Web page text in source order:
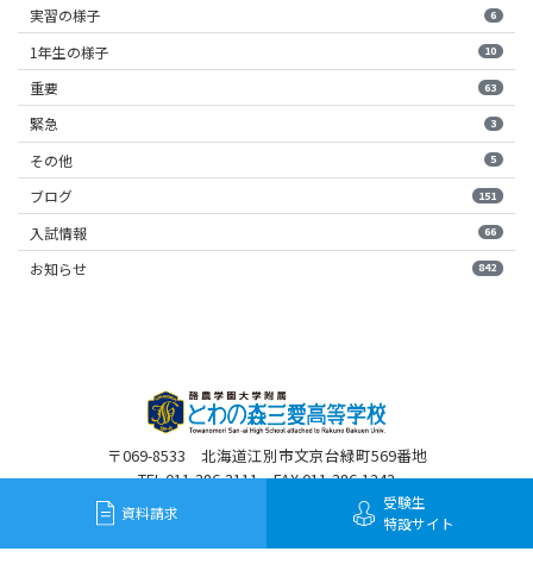
実習の様子 6
1年生の様子 10
重要 63
緊急 3
その他 5
ブログ 151
入試情報 66
お知らせ 842
〒069-8533 北海道江別市文京台緑町569番地
TEL 011-386-3111 FAX 011-386-1243
資料請求
受験生
特設サイト